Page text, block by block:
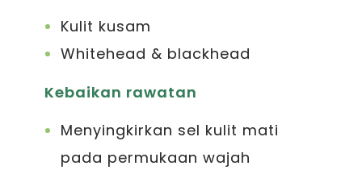
Kulit kusam
Whitehead & blackhead
Kebaikan rawatan
Menyingkirkan sel kulit mati
pada permukaan wajah